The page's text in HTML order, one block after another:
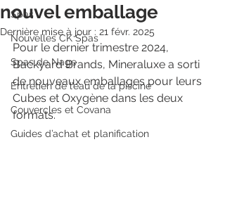
Spas
Nouvelles CK Spas
Spas de Nage
Entretien de l’eau de la piscine
Couvercles et Covana
Guides d’achat et planification
nouvel emballage
Dernière mise à jour : 21 févr. 2025
Pour le dernier trimestre 2024,
Backyard Brands, Mineraluxe a sorti
de nouveaux emballages pour leurs
Cubes et Oxygène dans les deux
formats.